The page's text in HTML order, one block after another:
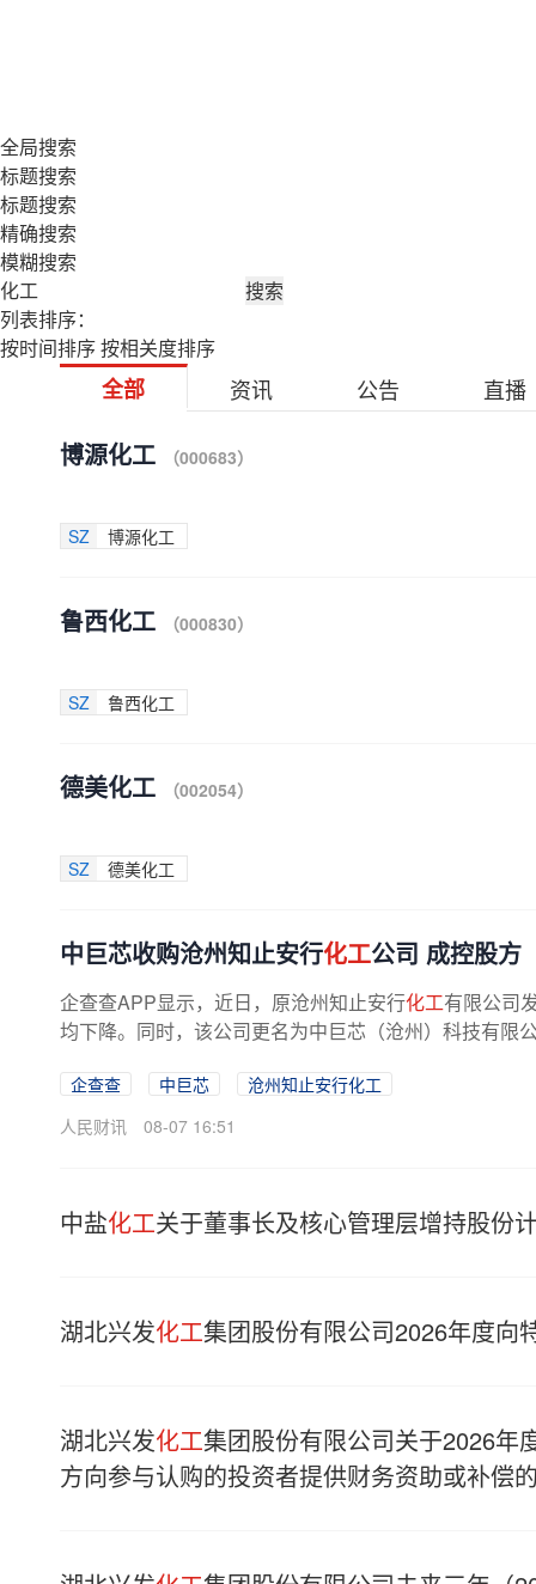
全局搜索
标题搜索
标题搜索
精确搜索
模糊搜索
搜索
列表排序：
按时间排序按相关度排序
全部 资讯 公告 直播
博源化工 （000683）
SZ 博源化工
鲁西化工 （000830）
SZ 鲁西化工
德美化工 （002054）
SZ 德美化工
中巨芯收购沧州知止安行化工公司 成控股方
企查查APP显示，近日，原沧州知止安行化工有限公司
均下降。同时，该公司更名为中巨芯（沧州）科技有限
企查查 中巨芯
沧州知止安行化工
人民财讯
08-07 16:51
中盐化工关于董事长及核心管理层增持股份
湖北兴发化工集团股份有限公司2026年度向
湖北兴发化工集团股份有限公司关于2026年
方向参与认购的投资者提供财务资助或补偿